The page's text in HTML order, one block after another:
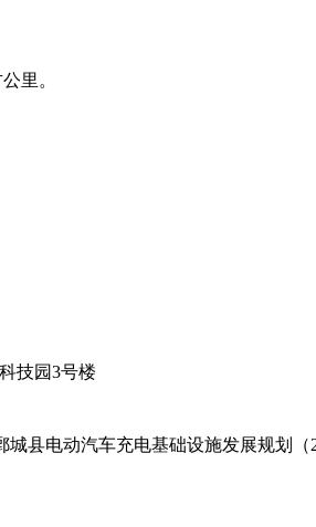
里。
技园3号楼
城县电动汽车充电基础设施发展规划（